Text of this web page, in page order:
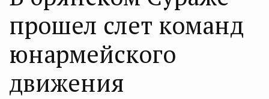
прошел слет команд
юнармейского
движения